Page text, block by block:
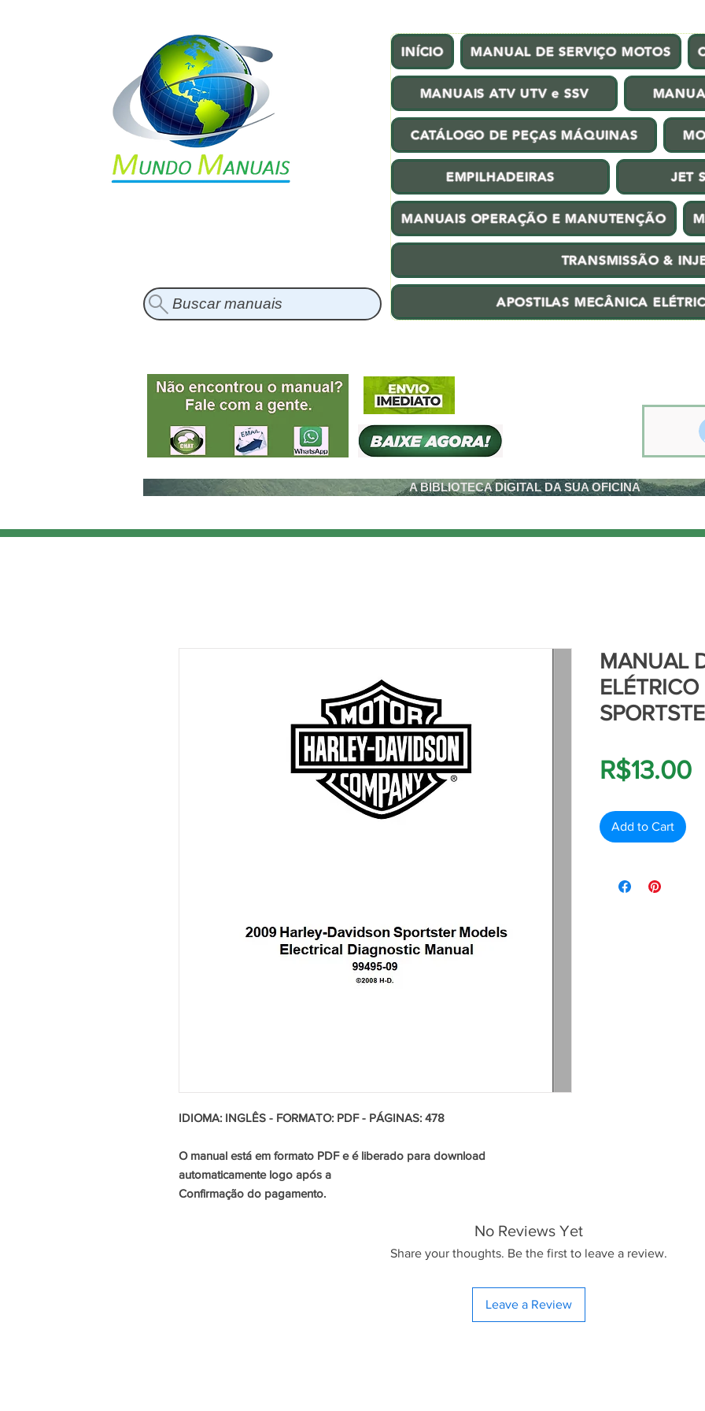
Buscar manuais
INÍCIO MANUAL DE SERVIÇO MOTOS
MANUAIS ATV UTV e SSV
CATÁLOGO DE PEÇAS MÁQUINAS
EMPILHADEIRAS JET
MANUAIS OPERAÇÃO E MANUTENÇÃO
TRANSMISSÃO &
APOSTILAS MECÂNICA
A BIBLIOTECA DIGITAL DA SUA OFICINA
IDIOMA: INGLÊS - FORMATO: PDF - PÁGINAS: 478
O manual está em formato PDF e é liberado para download
automaticamente logo após a
Confirmação do pagamento.
MANUAL
R$13.00
Add to Cart
No Reviews Yet
Share your thoughts. Be the first to leave a review.
Leave a Review